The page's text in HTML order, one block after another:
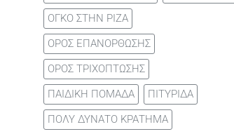
ΟΓΚΟ ΣΤΗΝ ΡΙΖΑ
ΟΡΟΣ ΕΠΑΝΟΡΘΩΣΗΣ
ΟΡΟΣ ΤΡΙΧΟΠΤΩΣΗΣ
ΠΑΙΔΙΚΗ ΠΟΜΑΔΑ
ΠΙΤΥΡΙΔΑ
ΠΟΛΥ ΔΥΝΑΤΟ ΚΡΑΤΗΜΑ